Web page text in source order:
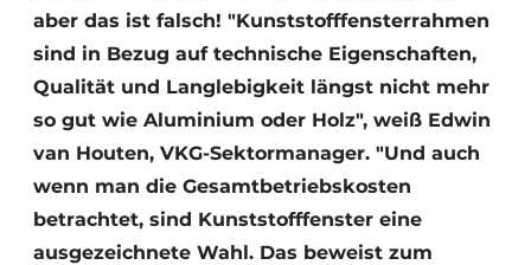
aber das ist falsch! "Kunststofffensterrahmen
sind in Bezug auf technische Eigenschaften,
Qualität und Langlebigkeit längst nicht mehr
so gut wie Aluminium oder Holz", weiß Edwin
van Houten, VKG-Sektormanager. "Und auch
wenn man die Gesamtbetriebskosten
betrachtet, sind Kunststofffenster eine
ausgezeichnete Wahl. Das beweist zum